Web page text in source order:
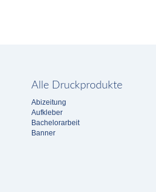
Alle Druckprodukte
Abizeitung
Aufkleber
Bachelorarbeit
Banner